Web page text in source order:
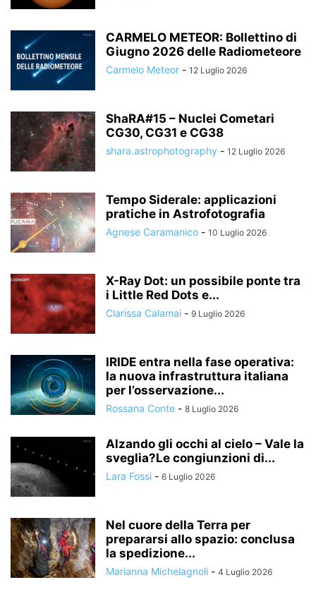
CARMELO METEOR: Bollettino di
Giugno 2026 delle Radiometeore
Carmelo Meteor - 12 Luglio 2026
ShaRA#15 – Nuclei Cometari
CG30, CG31 e CG38
shara.astrophotography - 12 Luglio 2026
Tempo Siderale: applicazioni
pratiche in Astrofotografia
Agnese Caramanico - 10 Luglio 2026
X-Ray Dot: un possibile ponte tra
i Little Red Dots e...
Clarissa Calamai - 9 Luglio 2026
IRIDE entra nella fase operativa:
la nuova infrastruttura italiana
per l’osservazione...
Rossana Conte - 8 Luglio 2026
Alzando gli occhi al cielo – Vale la
sveglia?Le congiunzioni di...
Lara Fossi - 6 Luglio 2026
Nel cuore della Terra per
prepararsi allo spazio: conclusa
la spedizione...
Marianna Michelagnoli - 4 Luglio 2026